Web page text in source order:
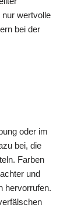
wertvolle
bei der
oder im
bei, die
Farben
und
hervorrufen.